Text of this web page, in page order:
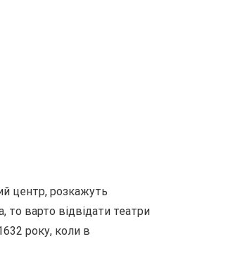
центр, розкажуть
то варто відвідати театри
року, коли в